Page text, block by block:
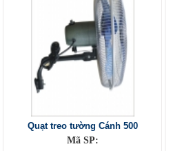
Quạt treo tường Cánh 500
Mã SP: